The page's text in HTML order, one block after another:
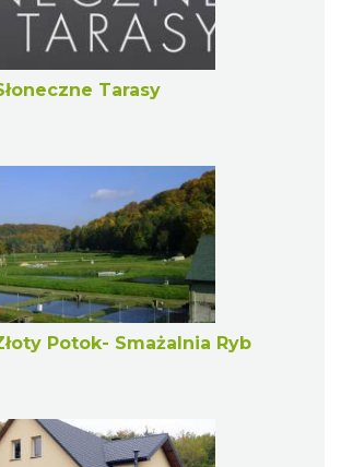
Tarasy
Potok- Smażalnia Ryb